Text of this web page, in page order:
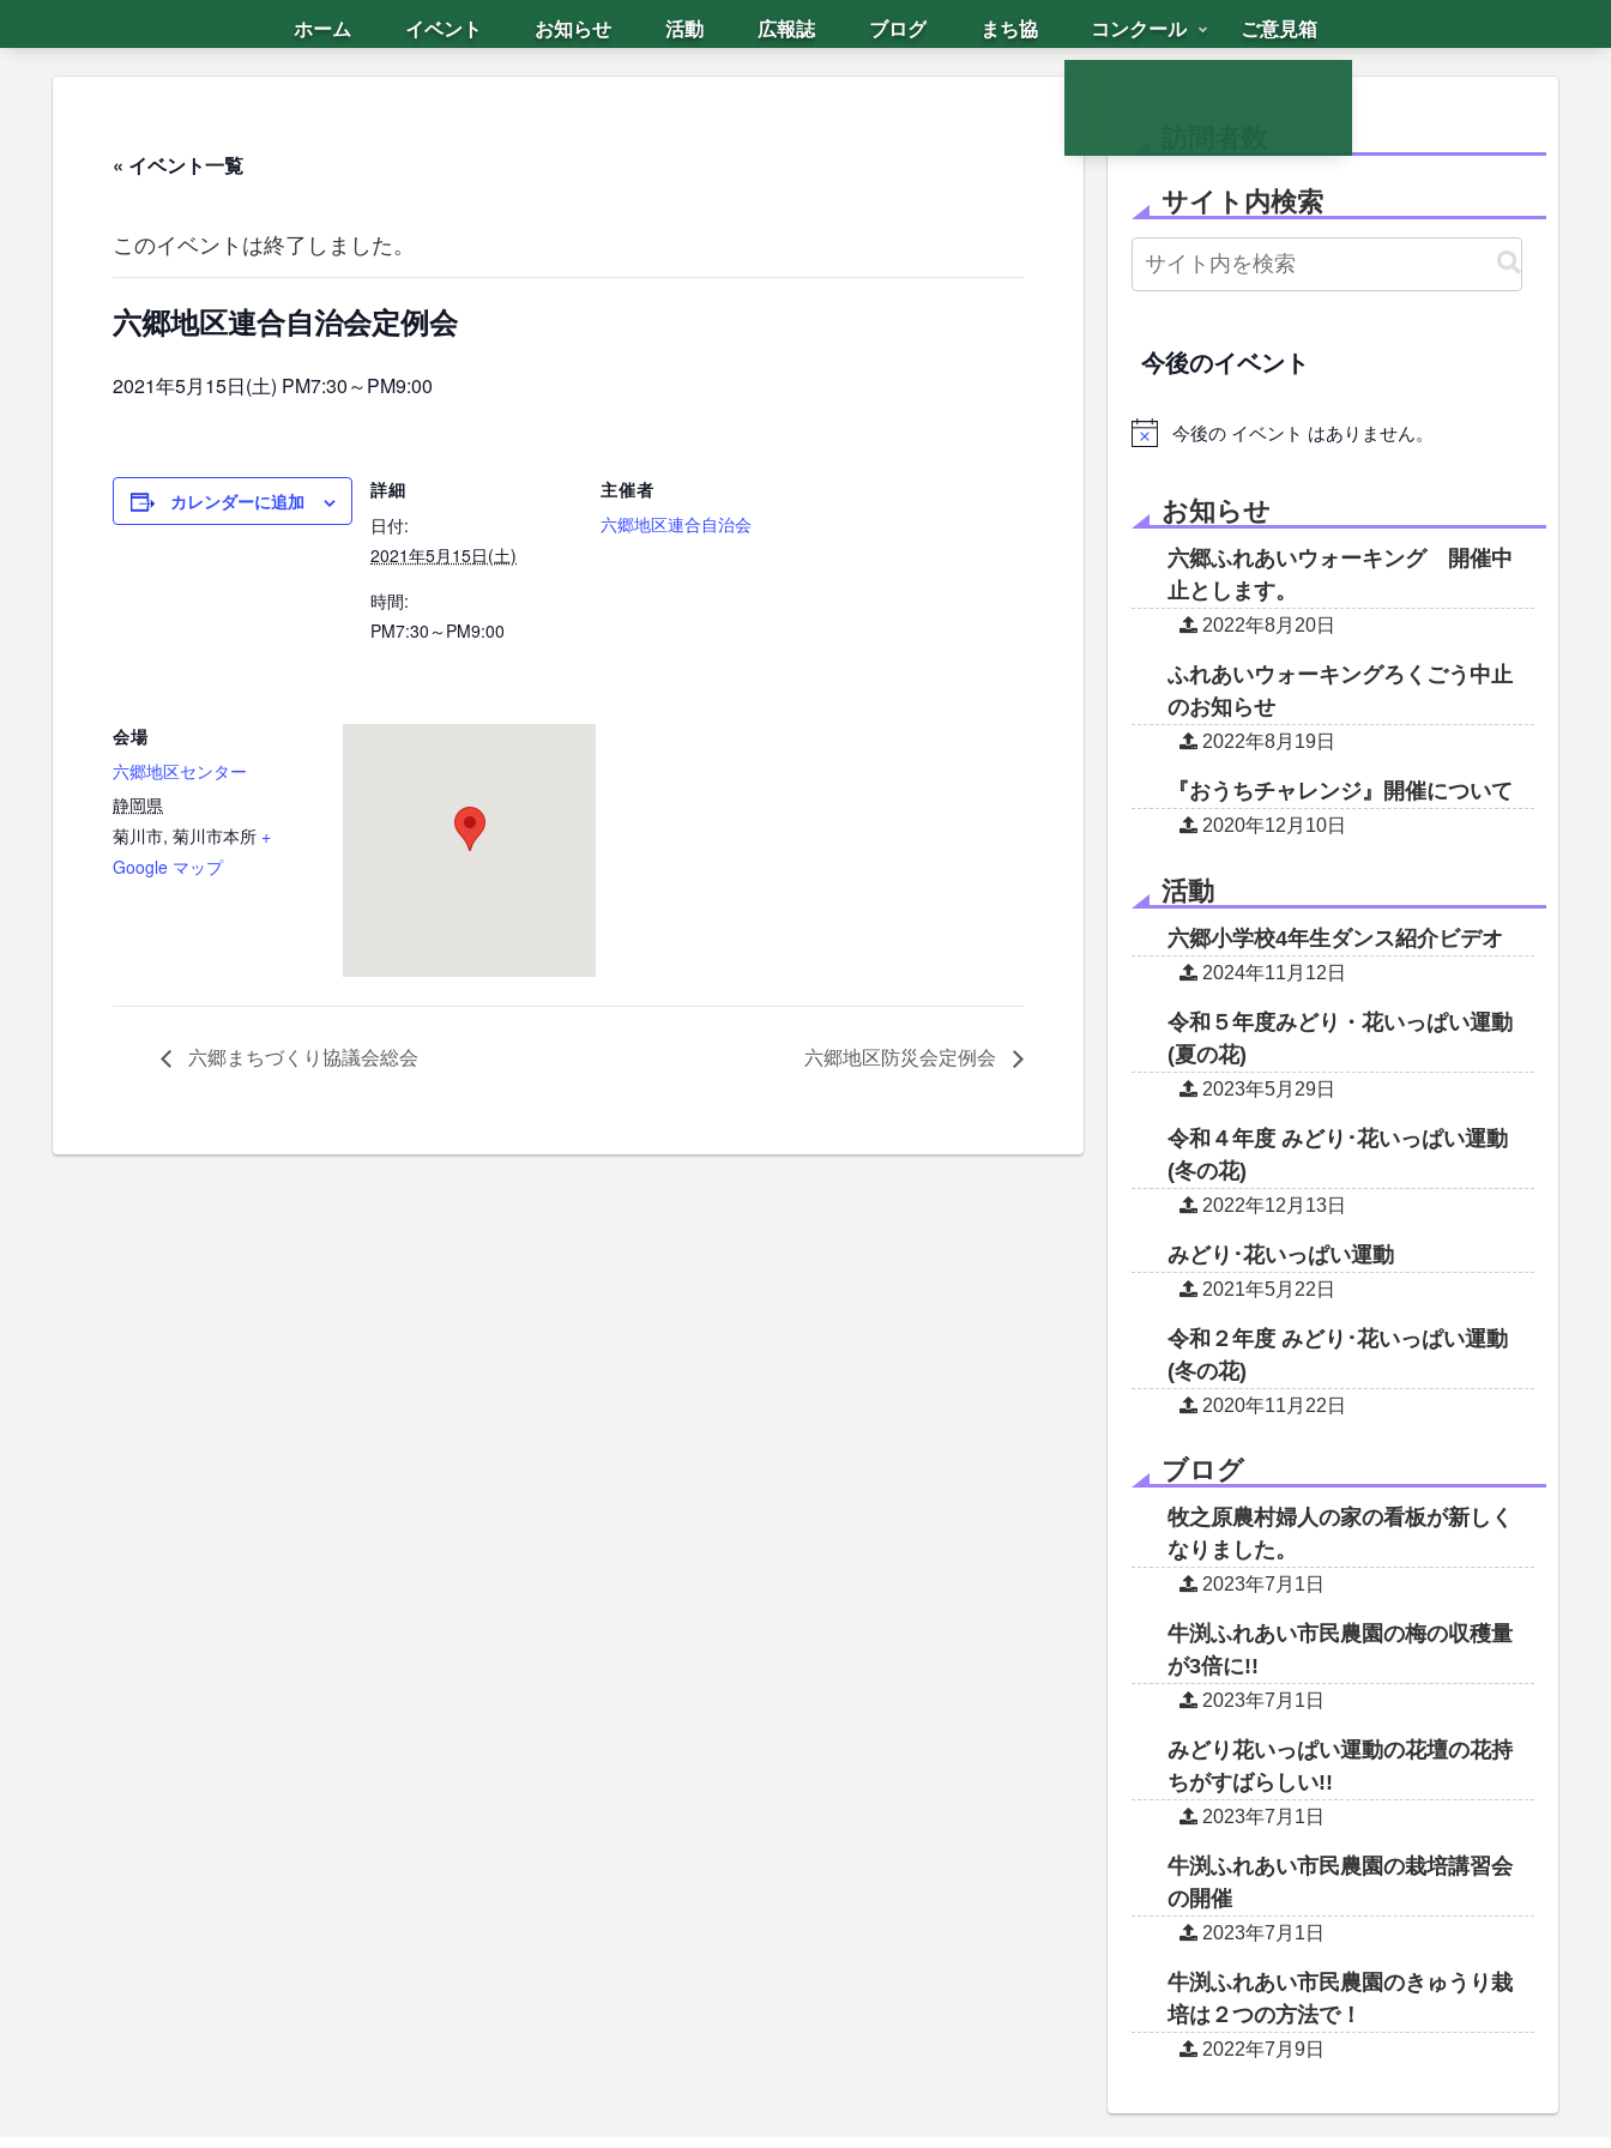
ホーム イベント お知らせ 活動 広報誌 ブログ まち協 コンクール ご意見箱
« イベント一覧
このイベントは終了しました。
六郷地区連合自治会定例会
2021年5月15日(土) PM7:30～PM9:00
カレンダーに追加
詳細
日付:
2021年5月15日(土)
時間:
PM7:30～PM9:00
主催者
六郷地区連合自治会
会場
六郷地区センター
静岡県
菊川市, 菊川市本所 +
Google マップ
六郷まちづくり協議会総会 六郷地区防災会定例会
サイト内検索
今後のイベント
今後の イベント はありません。
お知らせ
六郷ふれあいウォーキング 開催中
止とします。
2022年8月20日
ふれあいウォーキングろくごう中止
のお知らせ
2022年8月19日
『おうちチャレンジ』開催について
2020年12月10日
活動
六郷小学校4年生ダンス紹介ビデオ
2024年11月12日
令和５年度みどり・花いっぱい運動
(夏の花)
2023年5月29日
令和４年度 みどり･花いっぱい運動
(冬の花)
2022年12月13日
みどり･花いっぱい運動
2021年5月22日
令和２年度 みどり･花いっぱい運動
(冬の花)
2020年11月22日
ブログ
牧之原農村婦人の家の看板が新しく
なりました。
2023年7月1日
牛渕ふれあい市民農園の梅の収穫量
が3倍に!!
2023年7月1日
みどり花いっぱい運動の花壇の花持
ちがすばらしい!!
2023年7月1日
牛渕ふれあい市民農園の栽培講習会
の開催
2023年7月1日
牛渕ふれあい市民農園のきゅうり栽
培は２つの方法で！
2022年7月9日